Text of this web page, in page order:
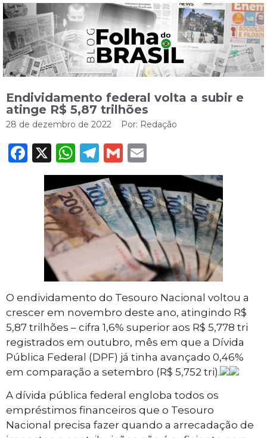
Endividamento federal volta a subir e
atinge R$ 5,87 trilhões
28 de dezembro de 2022 Por: Redação
Facebook
X WhatsApp
Telegram
Gmail
O endividamento do Tesouro Nacional voltou a
crescer em novembro deste ano, atingindo R$
5,87 trilhões – cifra 1,6% superior aos R$ 5,778 tri
registrados em outubro, mês em que a Dívida
Pública Federal (DPF) já tinha avançado 0,46%
em comparação a setembro (R$ 5,752 tri).
A dívida pública federal engloba todos os
empréstimos financeiros que o Tesouro
Nacional precisa fazer quando a arrecadação de